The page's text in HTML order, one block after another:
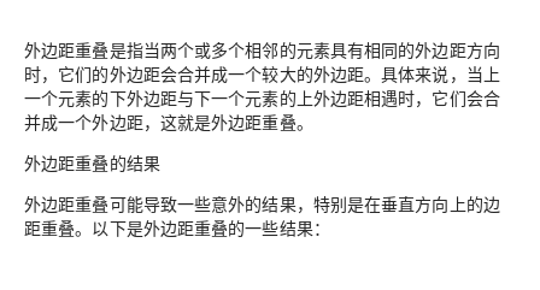
外边距重叠是指当两个或多个相邻的元素具有相同的外边距方向
时，它们的外边距会合并成一个较大的外边距。具体来说，当上
一个元素的下外边距与下一个元素的上外边距相遇时，它们会合
并成一个外边距，这就是外边距重叠。
外边距重叠的结果
外边距重叠可能导致一些意外的结果，特别是在垂直方向上的边
距重叠。以下是外边距重叠的一些结果：